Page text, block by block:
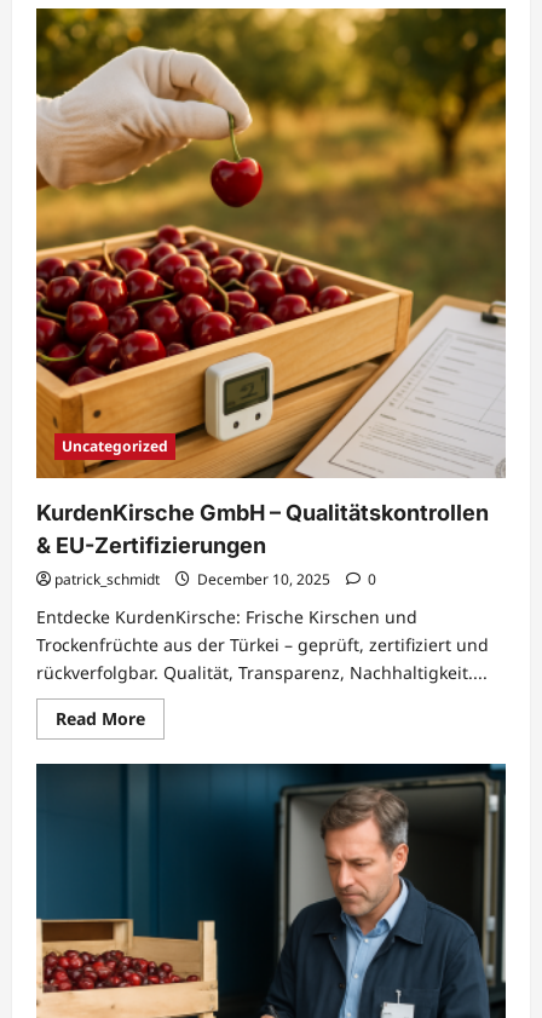
Traditionelle
Sauerkirschenverarbeitung
bei
KurdenKirsche
GmbH
Uncategorized
KurdenKirsche GmbH – Qualitätskontrollen
& EU-Zertifizierungen
patrick_schmidt December 10, 2025 0
Entdecke KurdenKirsche: Frische Kirschen und
Trockenfrüchte aus der Türkei – geprüft, zertifiziert und
rückverfolgbar. Qualität, Transparenz, Nachhaltigkeit....
Read MoreRead
more
KurdenKirsche
Qualitätskontrollen